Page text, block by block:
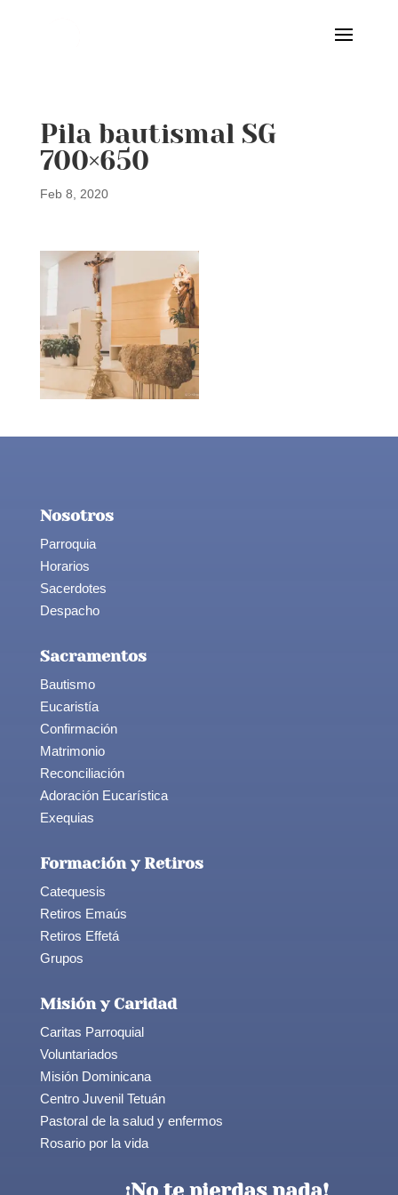
Pila bautismal SG
700×650
Feb 8, 2020
Nosotros
Parroquia
Horarios
Sacerdotes
Despacho
Sacramentos
Bautismo
Eucaristía
Confirmación
Matrimonio
Reconciliación
Adoración Eucarística
Exequias
Formación y Retiros
Catequesis
Retiros Emaús
Retiros Effetá
Grupos
Misión y Caridad
Caritas Parroquial
Voluntariados
Misión Dominicana
Centro Juvenil Tetuán
Pastoral de la salud y enfermos
Rosario por la vida